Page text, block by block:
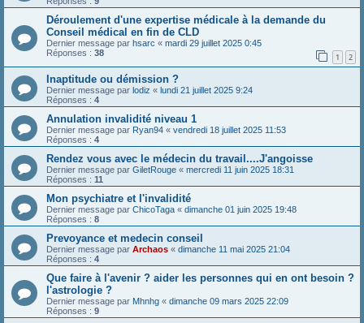
Déroulement d'une expertise médicale à la demande du
Conseil médical en fin de CLD
Dernier message par hsarc « mardi 29 juillet 2025 0:45
Réponses : 38 1 2
Inaptitude ou démission ?
Dernier message par lodiz « lundi 21 juillet 2025 9:24
Réponses : 4
Annulation invalidité niveau 1
Dernier message par Ryan94 « vendredi 18 juillet 2025 11:53
Réponses : 4
Rendez vous avec le médecin du travail....J'angoisse
Dernier message par GiletRouge « mercredi 11 juin 2025 18:31
Réponses : 11
Mon psychiatre et l'invalidité
Dernier message par ChicoTaga « dimanche 01 juin 2025 19:48
Réponses : 8
Prevoyance et medecin conseil
Dernier message par Archaos « dimanche 11 mai 2025 21:04
Réponses : 4
Que faire à l'avenir ? aider les personnes qui en ont besoin ?
l'astrologie ?
Dernier message par Mhnhg « dimanche 09 mars 2025 22:09
Réponses : 9